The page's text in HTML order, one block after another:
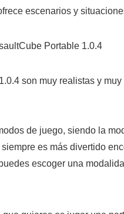
escenarios y
son muy realistas y
de juego, siendo la
es más divertido
escoger una